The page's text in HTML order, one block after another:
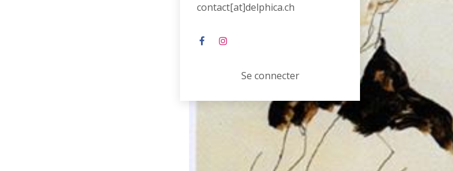
contact[at]delphica.ch
Se connecter